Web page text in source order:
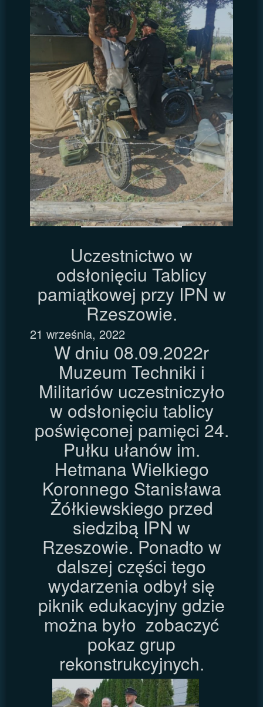
Uczestnictwo w
odsłonięciu Tablicy
pamiątkowej przy IPN w
Rzeszowie.
21 września, 2022
W dniu 08.09.2022r
Muzeum Techniki i
Militariów uczestniczyło
w odsłonięciu tablicy
poświęconej pamięci 24.
Pułku ułanów im.
Hetmana Wielkiego
Koronnego Stanisława
Żółkiewskiego przed
siedzibą IPN w
Rzeszowie. Ponadto w
dalszej części tego
wydarzenia odbył się
piknik edukacyjny gdzie
można było zobaczyć
pokaz grup
rekonstrukcyjnych.